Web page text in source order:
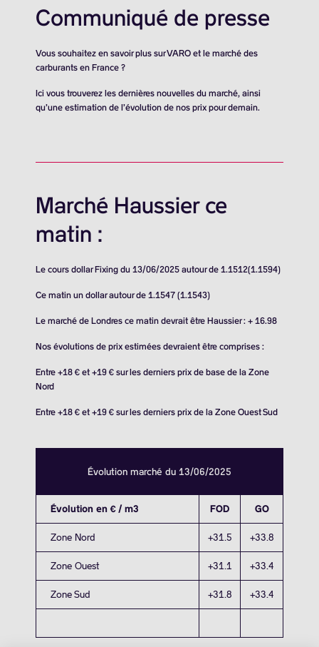
Communiqué de presse
Vous souhaitez en savoir plus sur VARO et le marché des
carburants en France ?
Ici vous trouverez les dernières nouvelles du marché, ainsi
qu’une estimation de l’évolution de nos prix pour demain.
Marché Haussier ce
matin :
Le cours dollar Fixing du 13/06/2025 autour de 1.1512(1.1594)
Ce matin un dollar autour de 1.1547 (1.1543)
Le marché de Londres ce matin devrait être Haussier : + 16.98
Nos évolutions de prix estimées devraient être comprises :
Entre +18 € et +19 € sur les derniers prix de base de la Zone
Nord
Entre +18 € et +19 € sur les derniers prix de la Zone Ouest Sud
Évolution marché du 13/06/2025
Évolution en € / m3 FOD GO
Zone Nord +31.5 +33.8
Zone Ouest +31.1 +33.4
Zone Sud +31.8 +33.4